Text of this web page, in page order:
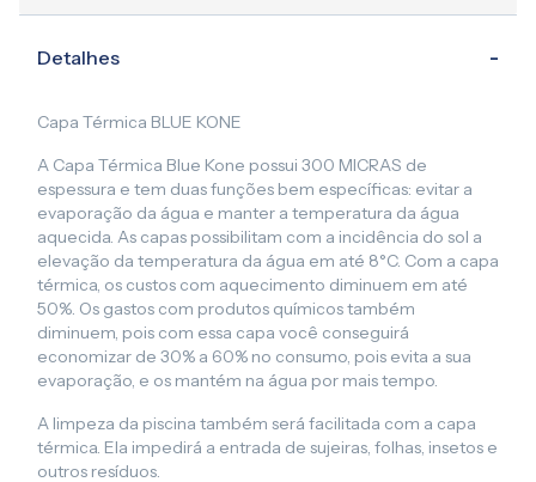
Detalhes
Capa Térmica BLUE KONE
A Capa Térmica Blue Kone possui 300 MICRAS de
espessura e tem duas funções bem específicas: evitar a
evaporação da água e manter a temperatura da água
aquecida. As capas possibilitam com a incidência do sol a
elevação da temperatura da água em até 8°C. Com a capa
térmica, os custos com aquecimento diminuem em até
50%. Os gastos com produtos químicos também
diminuem, pois com essa capa você conseguirá
economizar de 30% a 60% no consumo, pois evita a sua
evaporação, e os mantém na água por mais tempo.
A limpeza da piscina também será facilitada com a capa
térmica. Ela impedirá a entrada de sujeiras, folhas, insetos e
outros resíduos.